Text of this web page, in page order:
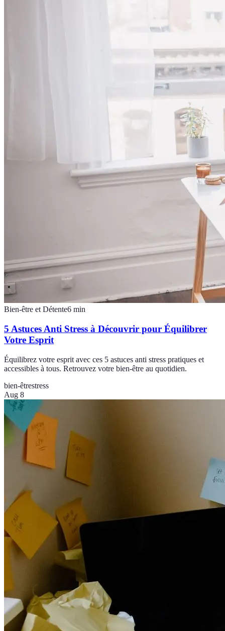
Bien-être et Détente6 min
5 Astuces Anti Stress à Découvrir pour Équilibrer
Votre Esprit
Équilibrez votre esprit avec ces 5 astuces anti stress pratiques et
accessibles à tous. Retrouvez votre bien-être au quotidien.
bien-êtrestress
Aug 8